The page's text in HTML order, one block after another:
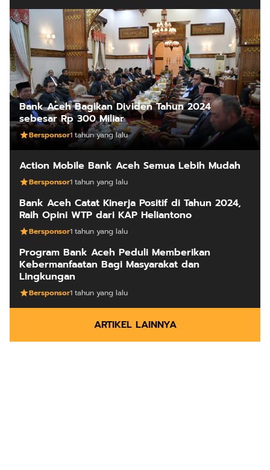
Bank Aceh Bagikan Dividen Tahun 2024
sebesar Rp 300 Miliar
Bersponsor1 tahun yang lalu
Action Mobile Bank Aceh Semua Lebih Mudah
Bersponsor1 tahun yang lalu
Bank Aceh Catat Kinerja Positif di Tahun 2024,
Raih Opini WTP dari KAP Heliantono
Bersponsor1 tahun yang lalu
Program Bank Aceh Peduli Memberikan
Kebermanfaatan Bagi Masyarakat dan
Lingkungan
Bersponsor1 tahun yang lalu
ARTIKEL LAINNYA